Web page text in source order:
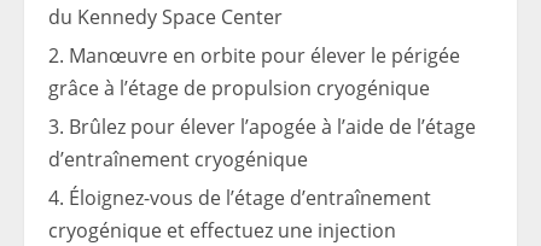
du Kennedy Space Center
Manœuvre en orbite pour élever le périgée
grâce à l’étage de propulsion cryogénique
Brûlez pour élever l’apogée à l’aide de l’étage
d’entraînement cryogénique
Éloignez-vous de l’étage d’entraînement
cryogénique et effectuez une injection